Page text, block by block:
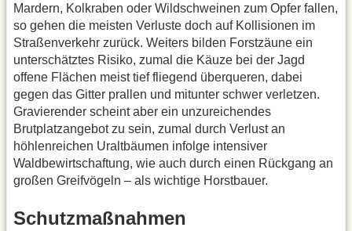
Mardern, Kolkraben oder Wildschweinen zum Opfer fallen,
so gehen die meisten Verluste doch auf Kollisionen im
Straßenverkehr zurück. Weiters bilden Forstzäune ein
unterschätztes Risiko, zumal die Käuze bei der Jagd
offene Flächen meist tief fliegend überqueren, dabei
gegen das Gitter prallen und mitunter schwer verletzen.
Gravierender scheint aber ein unzureichendes
Brutplatzangebot zu sein, zumal durch Verlust an
höhlenreichen Uraltbäumen infolge intensiver
Waldbewirtschaftung, wie auch durch einen Rückgang an
großen Greifvögeln – als wichtige Horstbauer.
Schutzmaßnahmen